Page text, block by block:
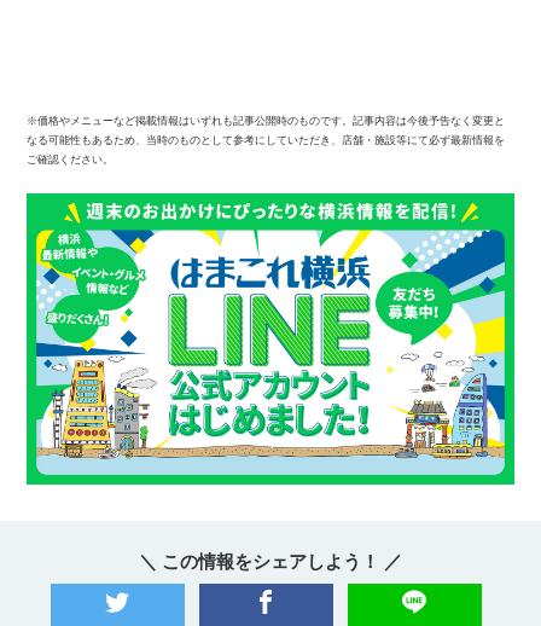
※価格やメニューなど掲載情報はいずれも記事公開時のものです。記事内容は今後予告なく変更と
なる可能性もあるため、当時のものとして参考にしていただき、店舗・施設等にて必ず最新情報を
ご確認ください。
＼ この情報をシェアしよう！ ／